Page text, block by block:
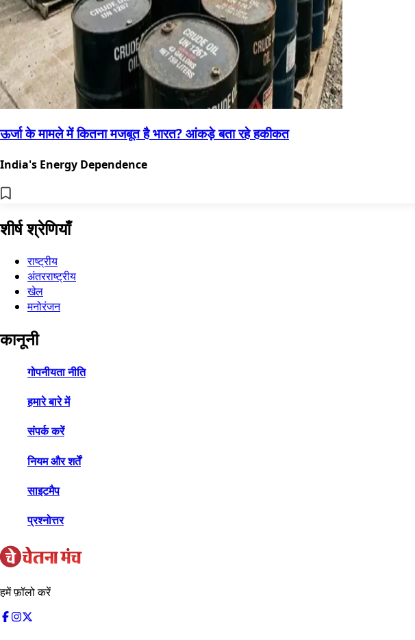
ऊर्जा के मामले में कितना मजबूत है भारत? आंकड़े बता रहे हकीकत
India's Energy Dependence
शीर्ष श्रेणियाँ
राष्ट्रीय
अंतरराष्ट्रीय
खेल
मनोरंजन
कानूनी
गोपनीयता नीति
हमारे बारे में
संपर्क करें
नियम और शर्तें
साइटमैप
प्रश्नोत्तर
हमें फ़ॉलो करें